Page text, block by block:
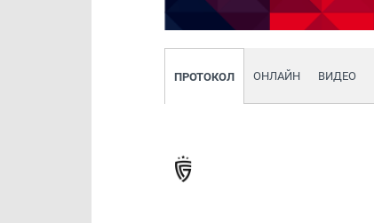
ПРОТОКОЛ ОНЛАЙН ВИДЕО